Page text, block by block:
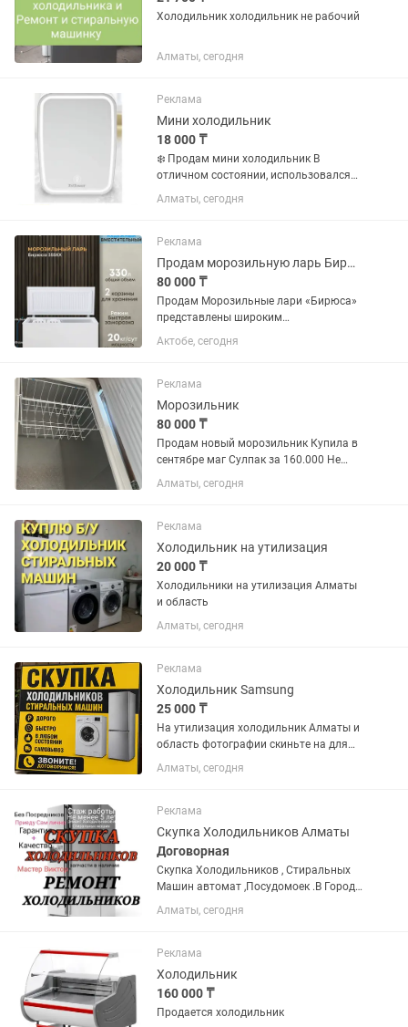
Холодильник холодильник не рабочий
Алматы, сегодня
Реклама
Мини холодильник
18 000 ₸
❄️ Продам мини холодильник В
отличном состоянии, использовался
всего 3дня после покупки (28.07.26
могу показать чек). Полностью
Алматы, сегодня
Реклама
Продам морозильную ларь Бирюса
80 000 ₸
Продам Морозильные лари «Бирюса»
представлены широким
ассортиментом горизонтальных ларей
(объемом от 80 до 350 л),
доступной ценой, ручной или No Frost
разморозкой, с...
Актобе, сегодня
Реклама
Морозильник
80 000 ₸
Продам новый морозильник Купила в
сентябре маг Сулпак за 160.000 Не
пользовались, документы есть Отдам
за 80.000 Высота: 80 см Ширина: 90
Алматы, сегодня
Реклама
Холодильник на утилизация
20 000 ₸
Холодильники на утилизация Алматы
и область
Алматы, сегодня
Реклама
Холодильник Samsung
25 000 ₸
На утилизация холодильник Алматы и
область фотографии скиньте на для
оценки
Алматы, сегодня
Реклама
Скупка Холодильников Алматы
Договорная
Скупка Холодильников , Стиральных
Машин автомат ,Посудомоек .В Городе
Алматы в нерабочем состоянии.
Разных производителей,в хорошем
Алматы, сегодня
Реклама
Холодильник
160 000 ₸
Продается холодильник